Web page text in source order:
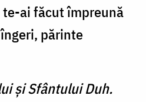
ai făcut împreună
părinte
şi Sfântului Duh.